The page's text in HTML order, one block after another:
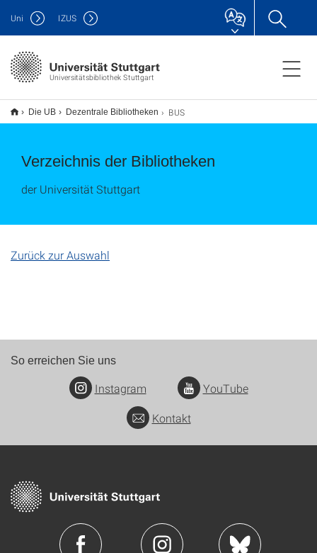
Universitätsbibliothek Stuttgart
Uni IZUS
Die UB Dezentrale Bibliotheken BUS
Verzeichnis der Bibliotheken
der Universität Stuttgart
Zurück zur Auswahl
So erreichen Sie uns
Instagram
YouTube
Kontakt